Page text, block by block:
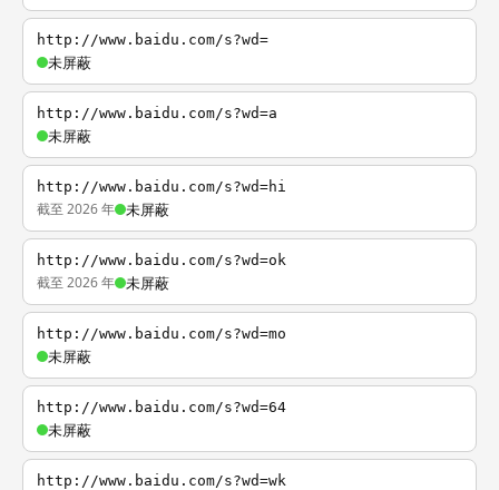
http://www.baidu.com/s?wd=
未屏蔽
http://www.baidu.com/s?wd=a
未屏蔽
http://www.baidu.com/s?wd=hi
截至 2026 年 未屏蔽
http://www.baidu.com/s?wd=ok
截至 2026 年 未屏蔽
http://www.baidu.com/s?wd=mo
未屏蔽
http://www.baidu.com/s?wd=64
未屏蔽
http://www.baidu.com/s?wd=wk